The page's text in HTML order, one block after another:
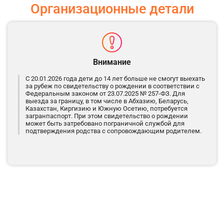
Организационные детали
Внимание
С 20.01.2026 года дети до 14 лет больше не смогут выехать
за рубеж по свидетельству о рождении в соответствии с
Федеральным законом от 23.07.2025 № 257-ФЗ. Для
выезда за границу, в том числе в Абхазию, Беларусь,
Казахстан, Киргизию и Южную Осетию, потребуется
загранпаспорт. При этом свидетельство о рождении
может быть затребовано пограничной службой для
подтверждения родства с сопровождающим родителем.